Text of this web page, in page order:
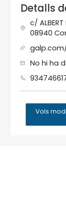
Detalls
c/ ALBERT
08940
No hi ha
Vols